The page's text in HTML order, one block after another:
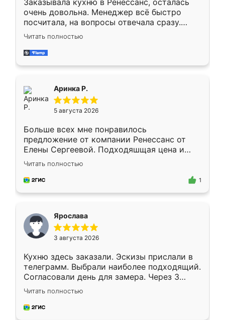
Заказывала кухню в Ренессанс, осталась
очень довольна. Менеджер всё быстро
посчитала, на вопросы отвечала сразу.
Замерщик приехал в субботу, подошёл к
делу со всей ответственностью. Собрали
за день, ребята работали аккуратно, даже
Читать полностью
Аринка Р.
5 августа 2026
Больше всех мне понравилось
предложение от компании Ренессанс от
Елены Сергеевой. Подходяшщая цена и
короткие сроки изготовления. Приехавший
для замера сотрудник Владислав
предложил по моему эскизу самый
Читать полностью
1
Ярослава
3 августа 2026
Кухню здесь заказали. Эскизы прислали в
телеграмм. Выбрали наиболее подходящий.
Согласовали день для замера. Через 3
недели кухня была уже готова. Остались
довольны работой. Спасибо Ренессанс
мебель за качественную работу!
Читать полностью